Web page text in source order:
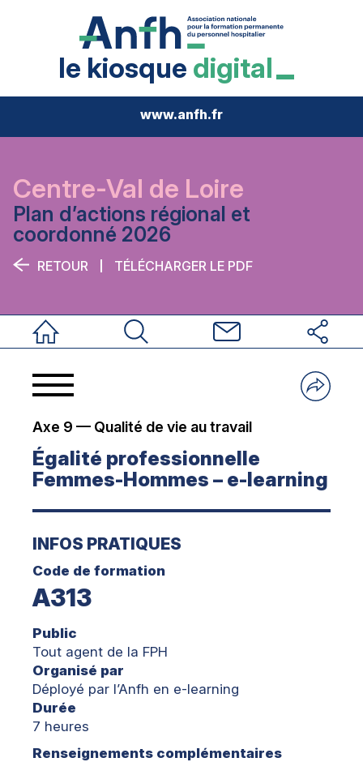
le kiosque digital
www.anfh.fr
Accueil Rechercher Nous contacter Réseaux
Centre-Val de Loire
Plan d’actions régional et
coordonné 2026
RETOUR TÉLÉCHARGER LE PDF
Axe 9 — Qualité de vie au travail
Égalité professionnelle
Femmes-Hommes – e-learning
INFOS PRATIQUES
Code de formation
A313
Public
Tout agent de la FPH
Organisé par
Déployé par l’Anfh en e-learning
Durée
7 heures
Renseignements complémentaires